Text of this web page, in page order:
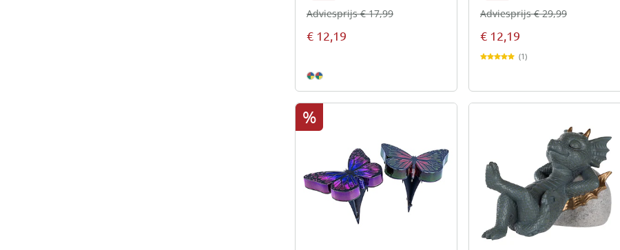
€ 12,19
Adviesprijs € 17,99
€ 12,19
Adviesprijs € 29,99
(1)
%